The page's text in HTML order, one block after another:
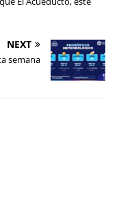
NEXT
semana